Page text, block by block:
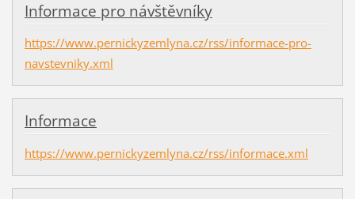
Informace pro návštěvníky
https://www.pernickyzemlyna.cz/rss/informace-pro-
navstevniky.xml
Informace
https://www.pernickyzemlyna.cz/rss/informace.xml